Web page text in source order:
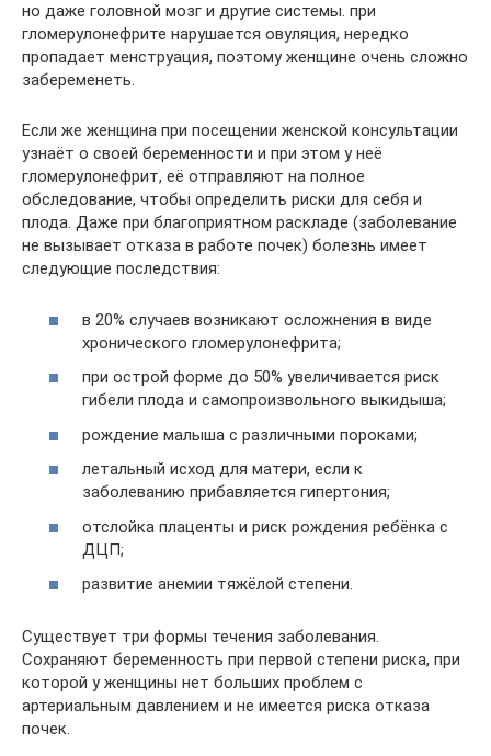
но даже головной мозг и другие системы. при
гломерулонефрите нарушается овуляция, нередко
пропадает менструация, поэтому женщине очень сложно
забеременеть.
Если же женщина при посещении женской консультации
узнаёт о своей беременности и при этом у неё
гломерулонефрит, её отправляют на полное
обследование, чтобы определить риски для себя и
плода. Даже при благоприятном раскладе (заболевание
не вызывает отказа в работе почек) болезнь имеет
следующие последствия:
в 20% случаев возникают осложнения в виде
хронического гломерулонефрита;
при острой форме до 50% увеличивается риск
гибели плода и самопроизвольного выкидыша;
рождение малыша с различными пороками;
летальный исход для матери, если к
заболеванию прибавляется гипертония;
отслойка плаценты и риск рождения ребёнка с
ДЦП;
развитие анемии тяжёлой степени.
Существует три формы течения заболевания.
Сохраняют беременность при первой степени риска, при
которой у женщины нет больших проблем с
артериальным давлением и не имеется риска отказа
почек.